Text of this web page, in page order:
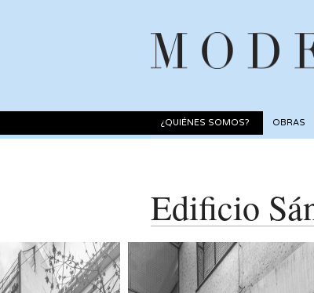
¿QUIÉNES SOMOS? OBRAS
Edificio